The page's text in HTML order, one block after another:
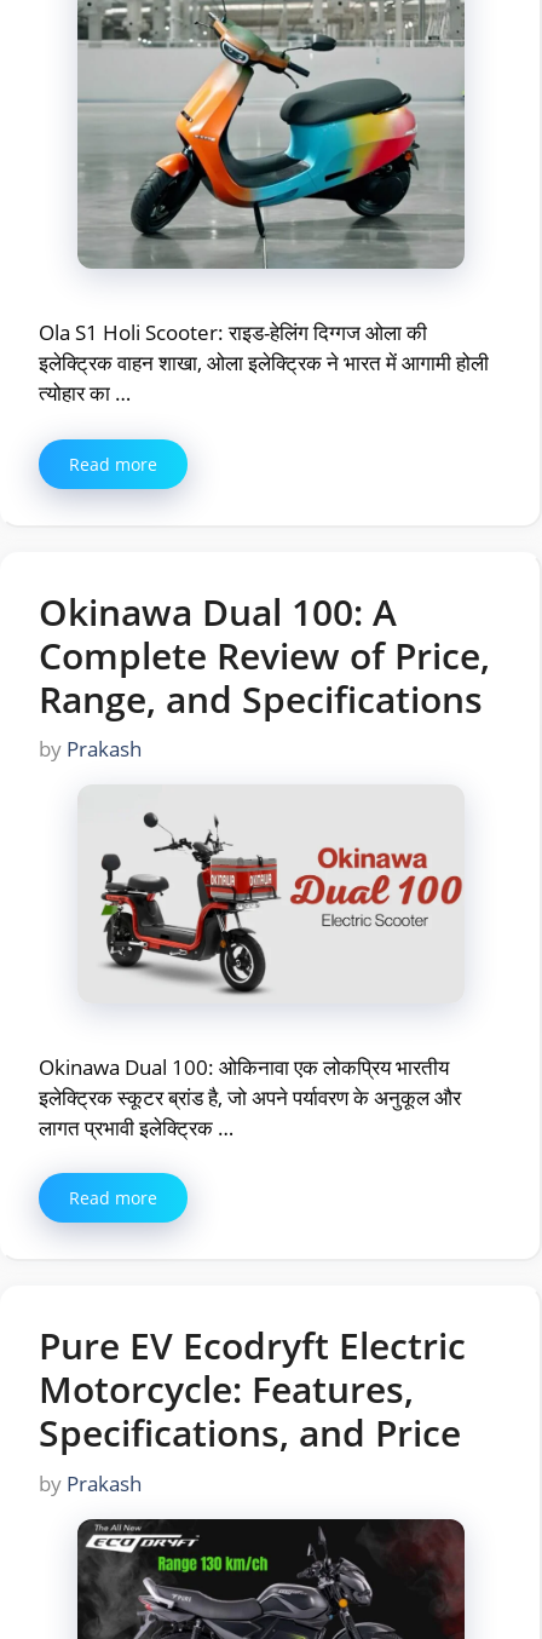
Ola S1 Holi Scooter: राइड-हेलिंग दिग्गज ओला की
इलेक्ट्रिक वाहन शाखा, ओला इलेक्ट्रिक ने भारत में आगामी होली
त्योहार का …
Read more
Okinawa Dual 100: A
Complete Review of Price,
Range, and Specifications
by Prakash
Okinawa Dual 100: ओकिनावा एक लोकप्रिय भारतीय
इलेक्ट्रिक स्कूटर ब्रांड है, जो अपने पर्यावरण के अनुकूल और
लागत प्रभावी इलेक्ट्रिक …
Read more
Pure EV Ecodryft Electric
Motorcycle: Features,
Specifications, and Price
by Prakash